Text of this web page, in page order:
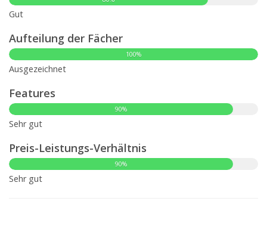
Gut
Aufteilung der Fächer
100%
Ausgezeichnet
Features
90%
Sehr gut
Preis-Leistungs-Verhältnis
90%
Sehr gut